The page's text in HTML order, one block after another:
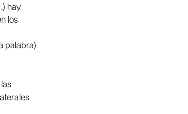
hay
los
palabra)